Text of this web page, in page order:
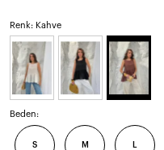
Renk: Kahve
Beden:
S M